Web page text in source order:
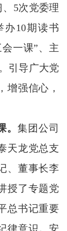
5次党委理
10期读书
一课”、主
引导广大党
增强信心，
。集团公司
天龙党总支
、董事长李
授了专题党
总书记重要
律意识。安